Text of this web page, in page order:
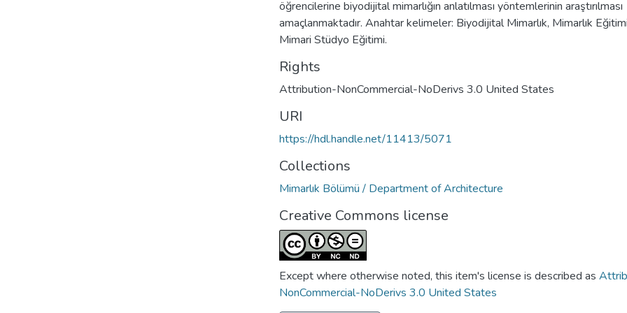
öğrencilerine biyodijital mimarlığın anlatılması yöntemlerinin araştırılması
amaçlanmaktadır. Anahtar kelimeler: Biyodijital Mimarlık, Mimarlık
Mimari Stüdyo Eğitimi.
Rights
Attribution-NonCommercial-NoDerivs 3.0 United States
URI
https://hdl.handle.net/11413/5071
Collections
Mimarlık Bölümü / Department of Architecture
Creative Commons license
Except where otherwise noted, this item's license is described as
NonCommercial-NoDerivs 3.0 United States